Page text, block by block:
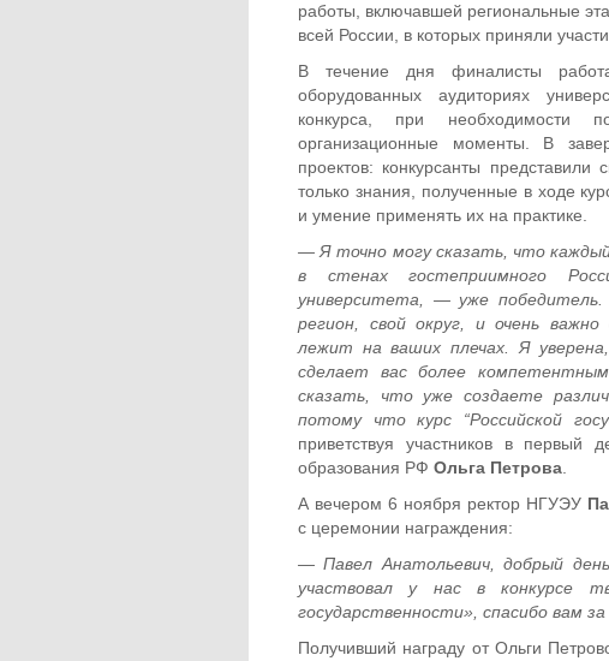
работы, включавшей региональные
всей России, в которых приняли
В течение дня финалисты
оборудованных аудиториях
конкурса, при необходимости
организационные моменты. В
проектов: конкурсанты
только знания, полученные в ходе
и умение применять их на практике.
— Я точно могу сказать, что
в стенах гостеприимного
университета, — уже
регион, свой округ, и очень
лежит на ваших плечах. Я
сделает вас более
сказать, что уже создаете
потому что курс “Российской
приветствуя участников в первый
образования РФ Ольга Петрова
А вечером 6 ноября ректор НГУЭУ
с церемонии награждения:
— Павел Анатольевич, добрый
участвовал у нас в конкурсе
государственности», спасибо вам
Получивший награду от Ольги